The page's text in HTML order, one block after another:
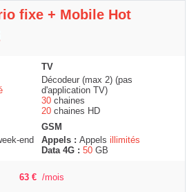
fixe + Mobile Hot
TV
Décodeur (max 2) (pas
d'application TV)
30 chaines
20 chaines HD
end
GSM
Appels : Appels illimités
Data 4G : 50 GB
63 € /mois